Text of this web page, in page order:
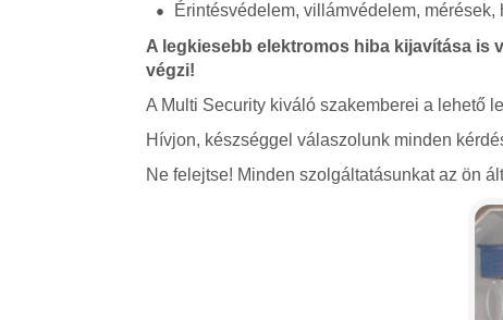
Érintésvédelem, villámvédelem,
A legkiesebb elektromos hiba kijavítása is
végzi!
A Multi Security kiváló szakemberei a lehető
Hívjon, készséggel válaszolunk minden
Ne felejtse! Minden szolgáltatásunkat az ön